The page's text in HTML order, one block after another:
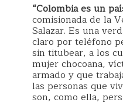
“Colombia es un
comisionada de la
Salazar. Es una
claro por teléfono
sin titubear, a los
mujer chocoana,
armado y que
las personas que
son, como ella,